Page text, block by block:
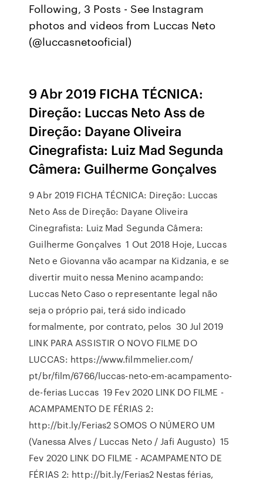
Following, 3 Posts - See Instagram
photos and videos from Luccas Neto
(@luccasnetooficial)
9 Abr 2019 FICHA TÉCNICA:
Direção: Luccas Neto Ass de
Direção: Dayane Oliveira
Cinegrafista: Luiz Mad Segunda
Câmera: Guilherme Gonçalves
9 Abr 2019 FICHA TÉCNICA: Direção: Luccas
Neto Ass de Direção: Dayane Oliveira
Cinegrafista: Luiz Mad Segunda Câmera:
Guilherme Gonçalves 1 Out 2018 Hoje, Luccas
Neto e Giovanna vão acampar na Kidzania, e se
divertir muito nessa Menino acampando:
Luccas Neto Caso o representante legal não
seja o próprio pai, terá sido indicado
formalmente, por contrato, pelos 30 Jul 2019
LINK PARA ASSISTIR O NOVO FILME DO
LUCCAS: https://www.filmmelier.com/
pt/br/film/6766/luccas-neto-em-acampamento-
de-ferias Luccas 19 Fev 2020 LINK DO FILME -
ACAMPAMENTO DE FÉRIAS 2:
http://bit.ly/Ferias2 SOMOS O NÚMERO UM
(Vanessa Alves / Luccas Neto / Jafi Augusto) 15
Fev 2020 LINK DO FILME - ACAMPAMENTO DE
FÉRIAS 2: http://bit.ly/Ferias2 Nestas férias,